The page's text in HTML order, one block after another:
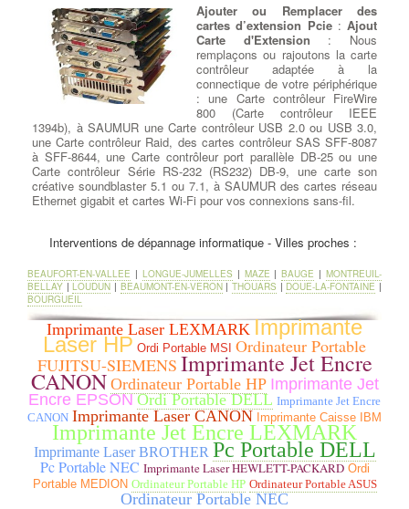
Ajouter ou Remplacer des
cartes d’extension Pcie: Ajout
Carte d'Extension : Nous
remplaçons ou rajoutons la carte
contrôleur adaptée à la
connectique de votre périphérique
: une Carte contrôleur FireWire
800 (Carte contrôleur IEEE
1394b), à SAUMUR une Carte contrôleur USB 2.0 ou USB 3.0,
une Carte contrôleur Raid, des cartes contrôleur SAS SFF-8087
à SFF-8644, une Carte contrôleur port parallèle DB-25 ou une
Carte contrôleur Série RS-232 (RS232) DB-9, une carte son
créative soundblaster 5.1 ou 7.1, à SAUMUR des cartes réseau
Ethernet gigabit et cartes Wi-Fi pour vos connexions sans-fil.
Remplacer un Disque dur par
un SSD: Nous choisissons un
disque de remplacement de
qualité, de taille égale ou
supérieure à celle du disque HS
et des meilleures marques du
Marché. Lorsque cela est
souhaité, nous pouvons
remplacer le HDD HS par un SSD Sata ou M.2 selon le type de
carte mère ou bien même rajouter un Disque Dur secondaire en
plus du SDD Sata primaire . à SAUMUR Le système d'origine est
ensuite installé sur le nouveau disque dur ou SSD,
conformément à la licence utilisateur du client. Lorsque le Port
M.2 est présent et disponible, nous proposons l'installation des 2
versions (SATA ou Pcie) conformément aux modèle de la carte
mère. à SAUMUR Nous rajoutons vos données récupérées sur le
nouveau disque, selon les répertoires que vous avez pré
déterminés.
Interventions de dépannage informatique - Villes proches :
BEAUFORT-EN-VALLEE | LONGUE-JUMELLES | MAZE |BAUGE | MONTREUIL-
BELLAY |LOUDUN | BEAUMONT-EN-VERON|THOUARS | DOUE-LA-FONTAINE |
BOURGUEIL
Imprimante Laser LEXMARK Imprimante
Laser HP Ordi Portable MSI Ordinateur Portable
FUJITSU-SIEMENS Imprimante Jet Encre
CANON Ordinateur Portable HP Imprimante Jet
Encre EPSON Ordi Portable DELL Imprimante Jet Encre
CANON Imprimante Laser CANON Imprimante Caisse IBM
Imprimante Jet Encre LEXMARK
Imprimante Laser BROTHER Pc Portable DELL
Pc Portable NEC Imprimante Laser HEWLETT-PACKARD Ordi
Portable MEDION Ordinateur Portable HP Ordinateur Portable ASUS
Ordinateur Portable NEC